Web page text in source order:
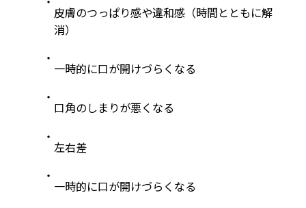
皮膚のつっぱり感や違和感（時間とともに解
消）
一時的に口が開けづらくなる
口角のしまりが悪くなる
左右差
一時的に口が開けづらくなる